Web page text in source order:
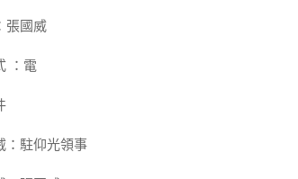
張國威
：電
：駐仰光領事